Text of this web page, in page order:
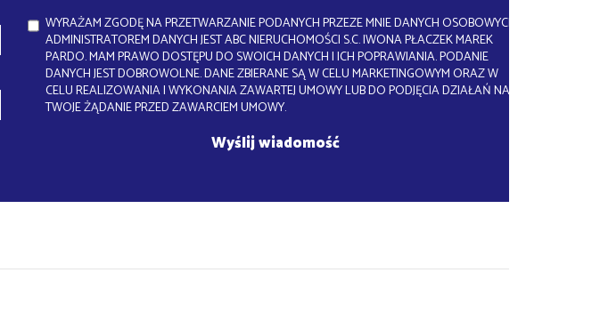
WYRAŻAM ZGODĘ NA PRZETWARZANIE PODANYCH PRZEZE MNIE DANYCH OSOBOWYCH.
ADMINISTRATOREM DANYCH JEST ABC NIERUCHOMOŚCI S.C. IWONA PŁACZEK MAREK
PARDO. MAM PRAWO DOSTĘPU DO SWOICH DANYCH I ICH POPRAWIANIA. PODANIE
DANYCH JEST DOBROWOLNE. DANE ZBIERANE SĄ W CELU MARKETINGOWYM ORAZ W
CELU REALIZOWANIA I WYKONANIA ZAWARTEJ UMOWY LUB DO PODJĘCIA DZIAŁAŃ NA
TWOJE ŻĄDANIE PRZED ZAWARCIEM UMOWY.